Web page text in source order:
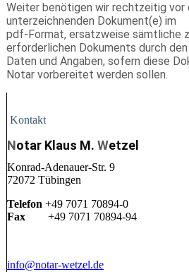
Weiter benötigen wir rechtzeitig vor
unterzeichnenden Dokument(e) im
pdf-Format, ersatzweise sämtliche
erforderlichen Dokuments durch
Daten und Angaben, sofern diese
Notar vorbereitet werden sollen.
Kontakt
Notar Klaus M. Wetzel
Konrad-Adenauer-Str. 9
72072 Tübingen
Telefon +49 7071 70894-0
Fax +49 7071 70894-94
info@notar-wetzel.de